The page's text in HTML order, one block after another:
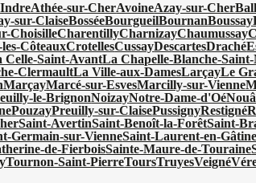
Athée-sur-CherAvoineAzay-sur-Cher
sur-ClaiseBosséeBourgueilBournanBoussay
ChoisilleCharentillyCharnizayChaumussay
CôteauxCrotellesCussayDescartesDraché
Celle-Saint-AvantLa Chapelle-Blanche-
ClermaultLa Ville-aux-DamesLarçayLe
MarçayMarcé-sur-EsvesMarcilly-sur-Vienne
le-BrignonNoizayNotre-Dame-d'Oé
PouzayPreuilly-sur-ClaisePussignyRestigné
Saint-AvertinSaint-Benoît-la-ForêtSaint-
Germain-sur-VienneSaint-Laurent-en-
de-FierboisSainte-Maure-de-Touraine
Tournon-Saint-PierreToursTruyesVeigné